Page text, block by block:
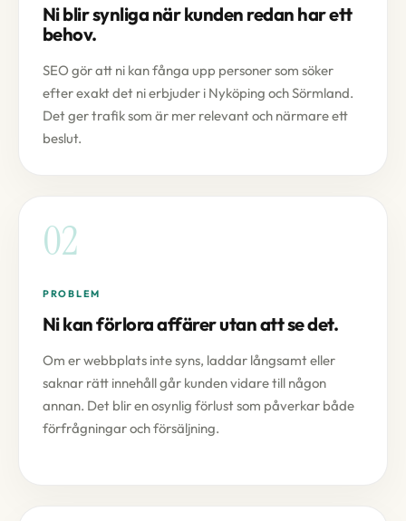
Ni blir synliga när kunden redan har ett
behov.
SEO gör att ni kan fånga upp personer som söker
efter exakt det ni erbjuder i Nyköping och Sörmland.
Det ger trafik som är mer relevant och närmare ett
beslut.
02
PROBLEM
Ni kan förlora affärer utan att se det.
Om er webbplats inte syns, laddar långsamt eller
saknar rätt innehåll går kunden vidare till någon
annan. Det blir en osynlig förlust som påverkar både
förfrågningar och försäljning.